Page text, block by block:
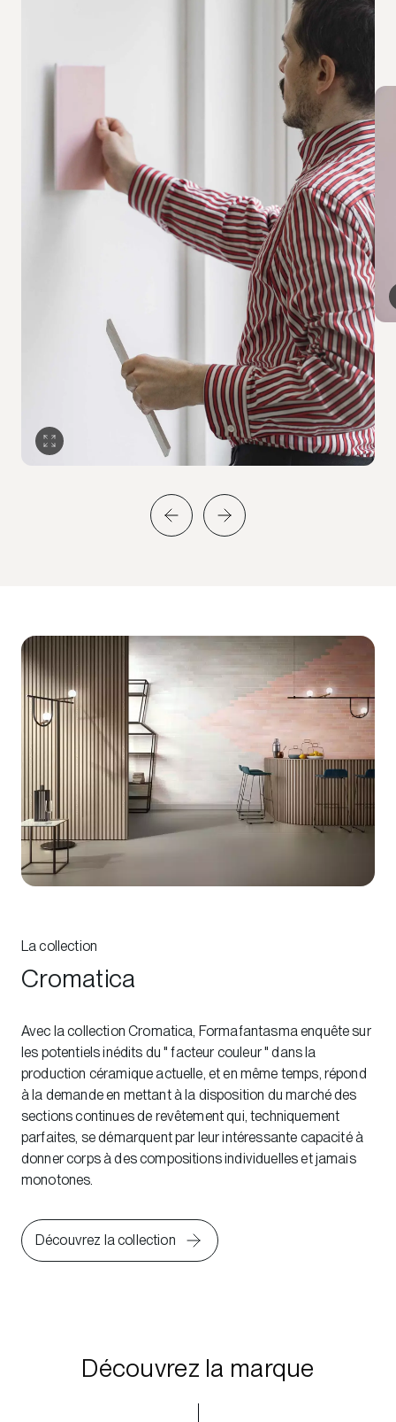
La collection
Cromatica
Avec la collection Cromatica, Formafantasma enquête sur
les potentiels inédits du " facteur couleur " dans la
production céramique actuelle, et en même temps, répond
à la demande en mettant à la disposition du marché des
sections continues de revêtement qui, techniquement
parfaites, se démarquent par leur intéressante capacité à
donner corps à des compositions individuelles et jamais
monotones.
Découvrez la collection
Découvrez la marque